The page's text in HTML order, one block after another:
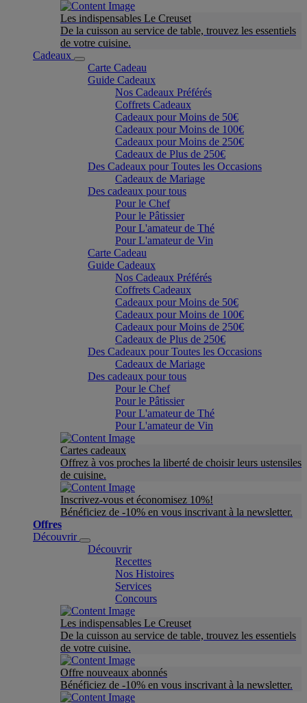
Les indispensables Le Creuset
De la cuisson au service de table, trouvez les essentiels
de votre cuisine.
Cadeaux
Carte Cadeau
Guide Cadeaux
Nos Cadeaux Préférés
Coffrets Cadeaux
Cadeaux pour Moins de 50€
Cadeaux pour Moins de 100€
Cadeaux pour Moins de 250€
Cadeaux de Plus de 250€
Des Cadeaux pour Toutes les Occasions
Cadeaux de Mariage
Des cadeaux pour tous
Pour le Chef
Pour le Pâtissier
Pour L'amateur de Thé
Pour L'amateur de Vin
Carte Cadeau
Guide Cadeaux
Nos Cadeaux Préférés
Coffrets Cadeaux
Cadeaux pour Moins de 50€
Cadeaux pour Moins de 100€
Cadeaux pour Moins de 250€
Cadeaux de Plus de 250€
Des Cadeaux pour Toutes les Occasions
Cadeaux de Mariage
Des cadeaux pour tous
Pour le Chef
Pour le Pâtissier
Pour L'amateur de Thé
Pour L'amateur de Vin
Cartes cadeaux
Offrez à vos proches la liberté de choisir leurs ustensiles
de cuisine.
Inscrivez-vous et économisez 10%!
Bénéficiez de -10% en vous inscrivant à la newsletter.
Offres
Découvrir
Découvrir
Recettes
Nos Histoires
Services
Concours
Les indispensables Le Creuset
De la cuisson au service de table, trouvez les essentiels
de votre cuisine.
Offre nouveaux abonnés
Bénéficiez de -10% en vous inscrivant à la newsletter.